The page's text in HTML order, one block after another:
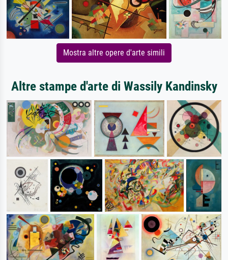
Mostra altre opere d'arte simili
Altre stampe d'arte di Wassily Kandinsky